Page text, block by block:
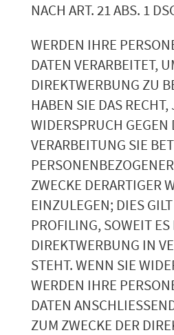
NACH ART. 21 ABS. 1
WERDEN IHRE
DATEN VERARBEITET,
DIREKTWERBUNG ZU
HABEN SIE DAS
WIDERSPRUCH GEGEN
VERARBEITUNG SIE
ZWECKE DERARTIGER
EINZULEGEN; DIES
PROFILING, SOWEIT
DIREKTWERBUNG IN
STEHT. WENN SIE
WERDEN IHRE
DATEN
ZUM ZWECKE DER